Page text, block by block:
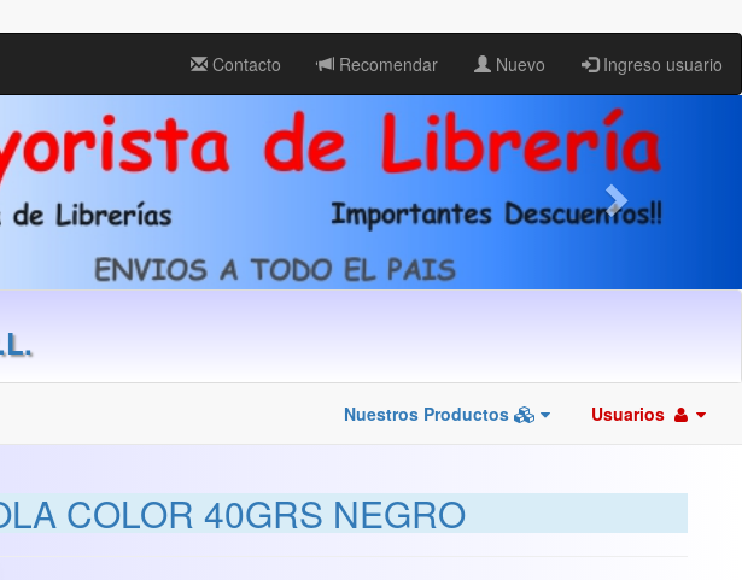
Contacto Recomendar Nuevo Ingreso usuario
Nuestros Productos Usuarios
COLOR 40GRS NEGRO